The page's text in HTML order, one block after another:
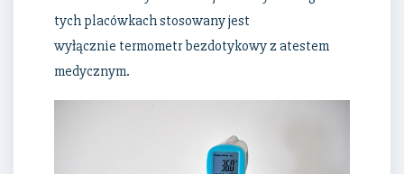
tych placówkach stosowany jest
wyłącznie termometr bezdotykowy z atestem
medycznym.